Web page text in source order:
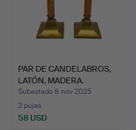
PAR DE CANDELABROS,
LATÓN, MADERA.
Subastado 8 nov 2025
2 pujas
58 USD